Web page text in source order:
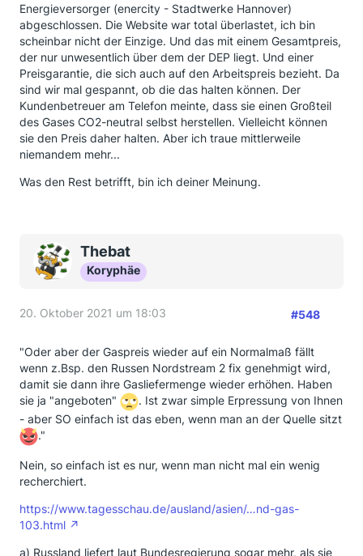
Energieversorger (enercity - Stadtwerke Hannover)
abgeschlossen. Die Website war total überlastet, ich bin
scheinbar nicht der Einzige. Und das mit einem Gesamtpreis,
der nur unwesentlich über dem der DEP liegt. Und einer
Preisgarantie, die sich auch auf den Arbeitspreis bezieht. Da
sind wir mal gespannt, ob die das halten können. Der
Kundenbetreuer am Telefon meinte, dass sie einen Großteil
des Gases CO2-neutral selbst herstellen. Vielleicht können
sie den Preis daher halten. Aber ich traue mittlerweile
niemandem mehr...
Was den Rest betrifft, bin ich deiner Meinung.
Thebat
Koryphäe
20. Oktober 2021 um 18:03 #548
"Oder aber der Gaspreis wieder auf ein Normalmaß fällt
wenn z.Bsp. den Russen Nordstream 2 fix genehmigt wird,
damit sie dann ihre Gasliefermenge wieder erhöhen. Haben
sie ja "angeboten"
. Ist zwar simple Erpressung von Ihnen
- aber SO einfach ist das eben, wenn man an der Quelle sitzt
."
Nein, so einfach ist es nur, wenn man nicht mal ein wenig
recherchiert.
https://www.tagesschau.de/ausland/asien/…nd-gas-
103.html
a) Russland liefert laut Bundesregierung sogar mehr, als sie